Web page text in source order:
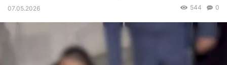
07.05.2026 0
544